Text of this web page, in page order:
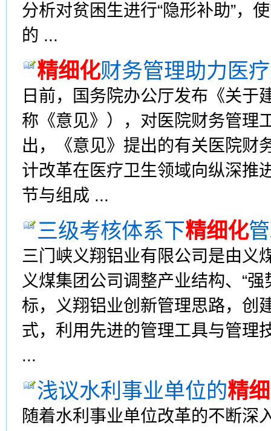
分析对贫困生进行“隐形补助”，
的 ...
精细化财务管理助力医
日前，国务院办公厅发布《关于
称《意见》），对医院财务管理
出，《意见》提出的有关医院财
计改革在医疗卫生领域向纵深推
节与组成 ...
三级考核体系下精细化
三门峡义翔铝业有限公司是由义
义煤集团公司调整产业结构、“
标，义翔铝业创新管理思路，创
式，利用先进的管理工具与管理
...
浅议水利事业单位的精
随着水利事业单位改革的不断深